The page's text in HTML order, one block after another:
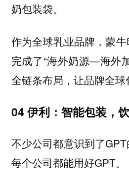
奶包装袋。
作为全球乳业品牌，蒙
完成了“海外奶源—海外
全链条布局，让品牌全球
04 伊利：智能包装，
不少公司都意识到了
每个公司都能用好GPT。